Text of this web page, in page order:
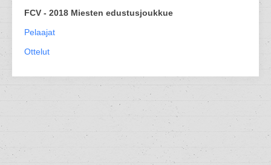
FCV - 2018 Miesten edustusjoukkue
Pelaajat
Ottelut